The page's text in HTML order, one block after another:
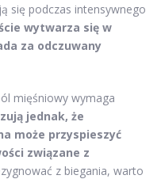
się podczas intensywnego
wytwarza się w
za odczuwany
mięśniowy wymaga
jednak, że
może przyspieszyć
związane z
z biegania, warto